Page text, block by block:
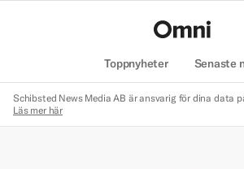
Toppnyheter Senaste
Schibsted News Media AB är ansvarig för dina data
Läs mer här